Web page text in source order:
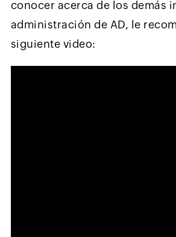
conocer acerca de los demás
administración de AD, le
siguiente video: